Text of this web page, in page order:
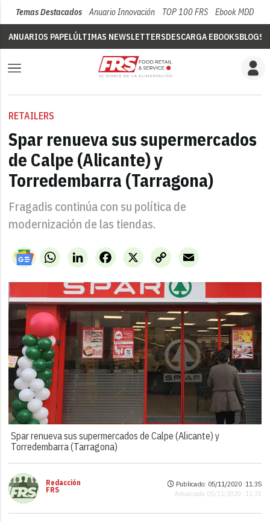
Temas Destacados Anuario Innovación TOP 100 FRS Ebook MDD
ANUARIOS PAPELÚLTIMAS NEWSLETTERSDESCARGA EBOOKSBLOGS
RETAILERS
Spar renueva sus supermercados
de Calpe (Alicante) y
Torredembarra (Tarragona)
Fragadis continúa con su política de
modernización de las tiendas.
WhatsAppLinkedIn X
Facebook
Copy
Link
Email
Spar renueva sus supermercados de Calpe (Alicante) y
Torredembarra (Tarragona)
Redacción
FRS
Publicado: 05/11/2020 ·11:35
Actualizado: 05/11/2020 · 11:35